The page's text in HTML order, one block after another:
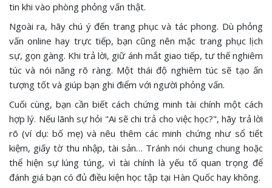
tin khi vào phòng phỏng vấn thật.
Ngoài ra, hãy chú ý đến trang phục và tác phong. Dù phỏng
vấn online hay trực tiếp, bạn cũng nên mặc trang phục lịch
sự, gọn gàng. Khi trả lời, giữ ánh mắt giao tiếp, tư thế nghiêm
túc và nói năng rõ ràng. Một thái độ nghiêm túc sẽ tạo ấn
tượng tốt và giúp bạn ghi điểm với người phỏng vấn.
Cuối cùng, bạn cần biết cách chứng minh tài chính một cách
hợp lý. Nếu lãnh sự hỏi "Ai sẽ chi trả cho việc học?", hãy trả lời
rõ (ví dụ: bố mẹ) và nêu thêm các minh chứng như sổ tiết
kiệm, giấy tờ thu nhập, tài sản… Tránh nói chung chung hoặc
thể hiện sự lúng túng, vì tài chính là yếu tố quan trọng để
đánh giá bạn có đủ điều kiện học tập tại Hàn Quốc hay không.